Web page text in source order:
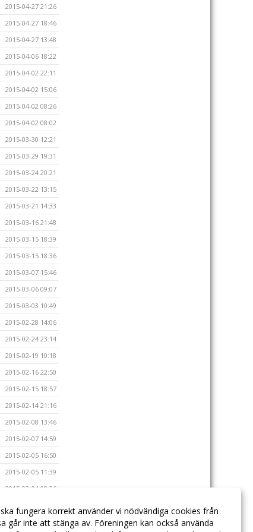
2015-04-27 21:26
2015-04-27 18:46
2015-04-27 13:48
2015-04-06 18:22
2015-04-02 22:11
2015-04-02 15:06
2015-04-02 08:26
2015-04-02 08:02
2015-03-30 12:21
2015-03-29 19:31
2015-03-24 20:21
2015-03-22 13:15
2015-03-21 14:33
2015-03-16 21:48
2015-03-15 18:39
2015-03-15 18:36
2015-03-07 15:46
2015-03-06 09:07
2015-03-03 10:49
2015-02-28 14:06
2015-02-24 23:14
2015-02-19 10:18
2015-02-16 22:50
2015-02-15 18:57
2015-02-14 21:16
2015-02-08 13:46
2015-02-07 14:59
2015-02-05 16:50
2015-02-05 11:39
2015-02-04 08:36
2015-01-27 13:35
fungera korrekt använder vi nödvändiga cookies från
går inte att stänga av. Föreningen kan också använda